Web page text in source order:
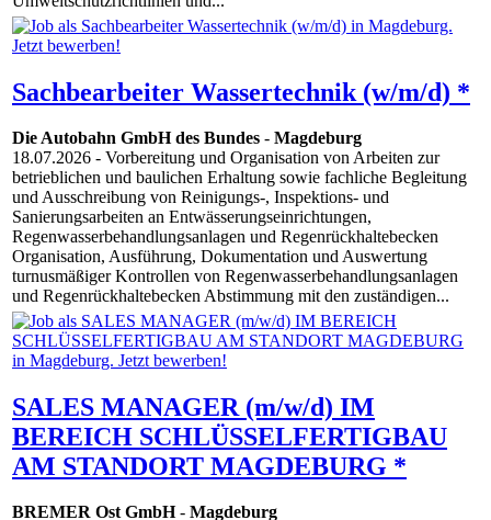
Sachbearbeiter Wassertechnik (w/m/d) *
Die Autobahn GmbH des Bundes - Magdeburg
18.07.2026 - Vorbereitung und Organisation von Arbeiten zur
betrieblichen und baulichen Erhaltung sowie fachliche Begleitung
und Ausschreibung von Reinigungs-, Inspektions- und
Sanierungsarbeiten an Entwässerungseinrichtungen,
Regenwasserbehandlungsanlagen und Regenrückhaltebecken
Organisation, Ausführung, Dokumentation und Auswertung
turnusmäßiger Kontrollen von Regenwasserbehandlungsanlagen
und Regenrückhaltebecken Abstimmung mit den zuständigen...
SALES MANAGER (m/w/d) IM
BEREICH SCHLÜSSELFERTIGBAU
AM STANDORT MAGDEBURG *
BREMER Ost GmbH- Magdeburg